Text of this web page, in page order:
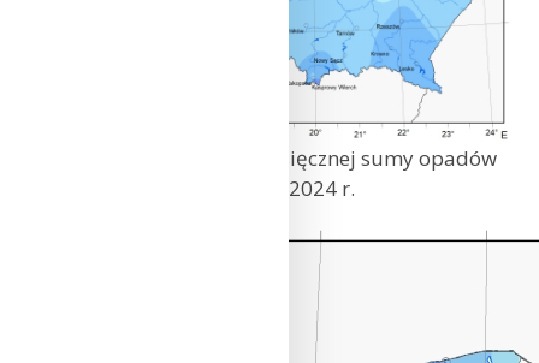
Przestrzenny rozkład miesięcznej sumy opadów
w styczniu 2024 r.